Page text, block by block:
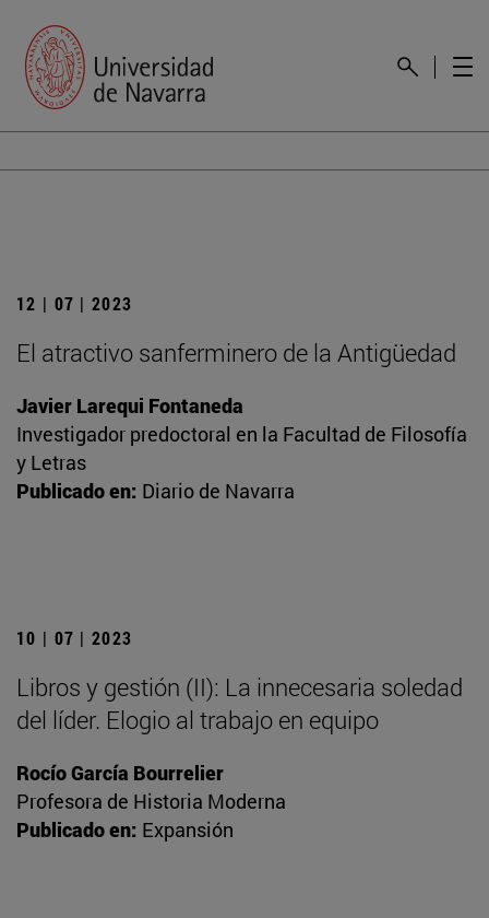
12 | 07 | 2023
El atractivo sanferminero de la Antigüedad
Javier Larequi Fontaneda
Investigador predoctoral en la Facultad de Filosofía
y Letras
Publicado en: Diario de Navarra
10 | 07 | 2023
Libros y gestión (II): La innecesaria soledad
del líder. Elogio al trabajo en equipo
Rocío García Bourrelier
Profesora de Historia Moderna
Publicado en: Expansión